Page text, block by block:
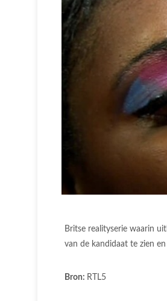
Britse realityserie waarin
van de kandidaat te zien
Bron: RTL5